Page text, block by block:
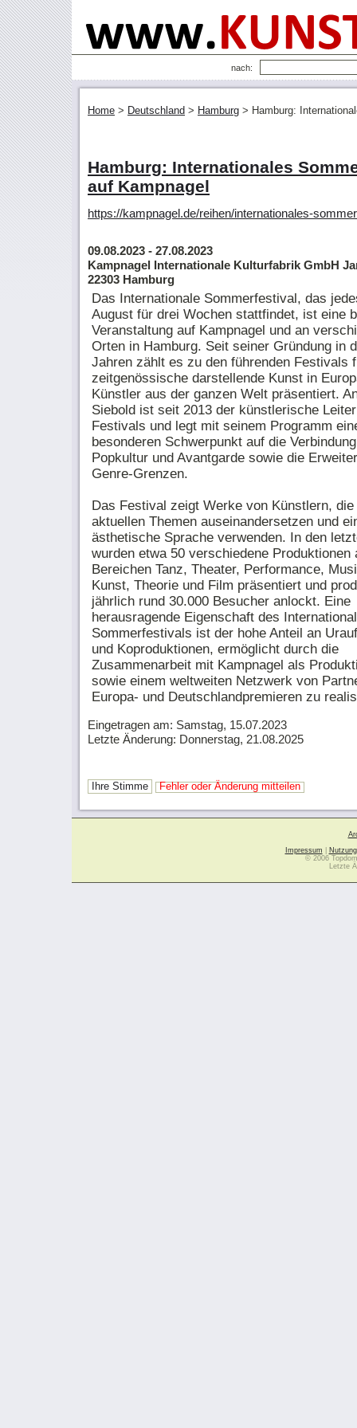
nach:
Home > Deutschland > Hamburg > Hamburg:
Hamburg: Internationales
auf Kampnagel
https://kampnagel.de/reihen/internationales-
09.08.2023 - 27.08.2023
Kampnagel Internationale Kulturfabrik GmbH
22303 Hamburg
Das Internationale Sommerfestival, das
August für drei Wochen stattfindet, ist eine
Veranstaltung auf Kampnagel und an
Orten in Hamburg. Seit seiner Gründung in
Jahren zählt es zu den führenden Festivals
zeitgenössische darstellende Kunst in
Künstler aus der ganzen Welt präsentiert.
Siebold ist seit 2013 der künstlerische
Festivals und legt mit seinem Programm
besonderen Schwerpunkt auf die
Popkultur und Avantgarde sowie die
Genre-Grenzen.
Das Festival zeigt Werke von Künstlern,
aktuellen Themen auseinandersetzen und
ästhetische Sprache verwenden. In den
wurden etwa 50 verschiedene Produktionen
Bereichen Tanz, Theater, Performance,
Kunst, Theorie und Film präsentiert und
jährlich rund 30.000 Besucher anlockt. Eine
herausragende Eigenschaft des
Sommerfestivals ist der hohe Anteil an
und Koproduktionen, ermöglicht durch die
Zusammenarbeit mit Kampnagel als
sowie einem weltweiten Netzwerk von
Europa- und Deutschlandpremieren zu
Eingetragen am: Samstag, 15.07.2023
Letzte Änderung: Donnerstag, 21.08.2025
Ihre Stimme Fehler oder Änderung mitteilen
Impressum
© 2006
Letzte